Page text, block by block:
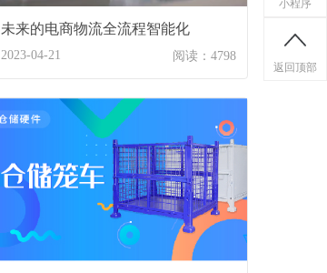
返回顶部
未来的电商物流全流程智能化
2023-04-21 阅读：4798